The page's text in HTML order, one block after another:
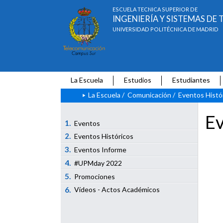
ESCUELA TÉCNICA SUPERIOR DE
INGENIERÍA Y SISTEMAS
UNIVERSIDAD POLITÉCNICA DE MADRID
La Escuela Estudios
Estudiantes
La Escuela / Comunicación / Eventos
1. Eventos
2. Eventos Históricos
3. Eventos Informe
4. #UPMday 2022
5. Promociones
6. Vídeos - Actos Académicos